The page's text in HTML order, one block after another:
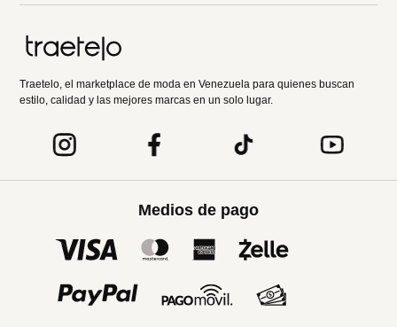
Traetelo, el marketplace de moda en Venezuela para quienes buscan
estilo, calidad y las mejores marcas en un solo lugar.
Medios de pago